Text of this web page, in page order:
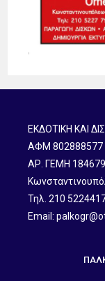
ΕΚΔΟΤΙΚΗ ΚΑΙ
ΑΦΜ 802888577
ΑΡ. ΓΕΜΗ
Τηλ. 210
Email: